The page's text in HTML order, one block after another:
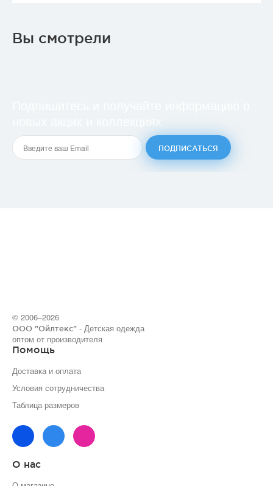
Вы смотрели
© 2006–2026
ООО "Ойлтекс" - Детская одежда
оптом от производителя
Помощь
Доставка и оплата
Условия сотрудничества
Таблица размеров
О нас